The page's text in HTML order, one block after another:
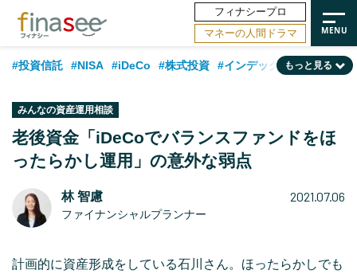
フィナシープロ
マネーの人間ドラマ
#投資信託 #NISA #iDeCo #株式投資 #インデックスファンド
#日本株 #公的年金 #金融用語解説
#資産運用業界 #老後 #海外事情 #積立投資
#フィナンシャル・ウェルビーイング
#60代
もっと見る
みんなの資産運用相談
老後資金「iDeCoでバランスファンドをほ
ったらかし運用」の意外な弱点
林 智慮
ファイナンシャルプランナー
2021.07.06
計画的に資産形成をしている石川さん。ほったらかしでも